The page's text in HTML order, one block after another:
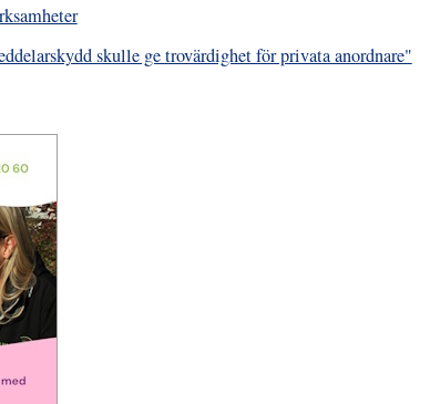
skulle ge trovärdighet för privata anordnare"